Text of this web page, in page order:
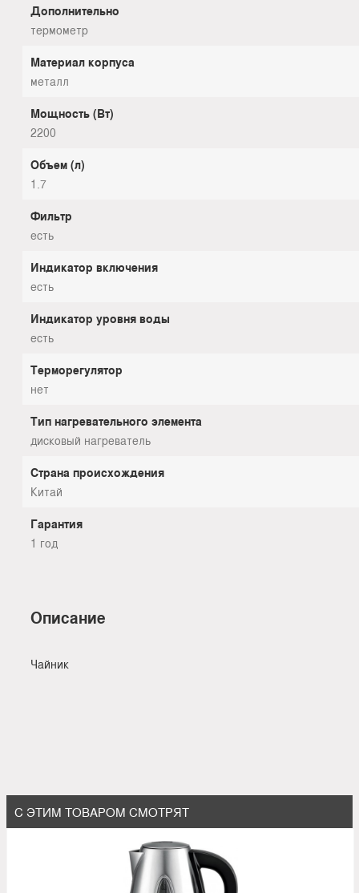
Дополнительно
термометр
Материал корпуса
металл
Мощность (Вт)
2200
Объем (л)
1.7
Фильтр
есть
Индикатор включения
есть
Индикатор уровня воды
есть
Терморегулятор
нет
Тип нагревательного элемента
дисковый нагреватель
Страна происхождения
Китай
Гарантия
1 год
Описание
Чайник
С ЭТИМ ТОВАРОМ СМОТРЯТ